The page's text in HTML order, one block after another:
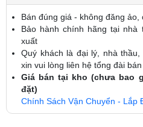
Bán đúng giá - không đăng
Bảo hành chính hãng tại nhà
xuất
Quý khách là đại lý, nhà
xin vui lòng liên hệ tổng đài
Giá bán tại kho (chưa bao
đặt)
Chính Sách Vận Chuyển - Lắp